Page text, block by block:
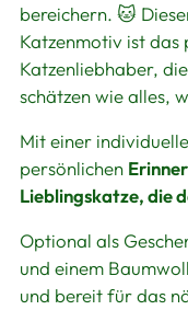
bereichern. 🐱
Katzenmotiv ist das
Katzenliebhaber,
schätzen wie alles,
Mit einer
persönlichen
Lieblingskatze, die
Optional als
und einem
und bereit für das